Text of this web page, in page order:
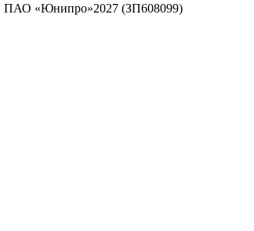
ПАО «Юнипро»2027 (ЗП608099)